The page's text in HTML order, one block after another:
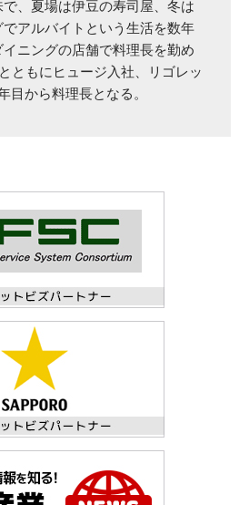
、夏場は伊豆の寿司屋、冬は
アルバイトという生活を数年
ニングの店舗で料理長を勤め
ともにヒュージ入社、リゴレッ
目から料理長となる。